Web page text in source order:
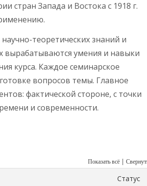
стран Запада и Востока с 1918 г.
теоретических знаний и
вырабатываются умения и навыки
курса. Каждое семинарское
вопросов темы. Главное
фактической стороне, с точки
и современности.
Показать всё |
Статус